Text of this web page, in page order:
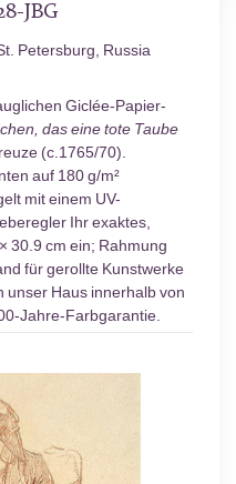
JBG
Petersburg, Russia
Giclée-Papier-
das eine tote Taube
(c.1765/70).
auf 180 g/m²
mit einem UV-
Ihr exaktes,
30.9 cm ein; Rahmung
für gerollte Kunstwerke
unser Haus innerhalb von
Jahre-Farbgarantie.